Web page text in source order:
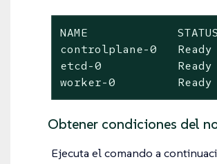
NAME             STATUS
controlplane-0
etcd-0           Ready
worker-0
Obtener condiciones del
Ejecuta el comando a